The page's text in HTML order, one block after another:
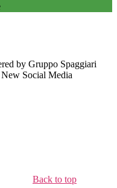
by Gruppo Spaggiari
Social Media
Back to top